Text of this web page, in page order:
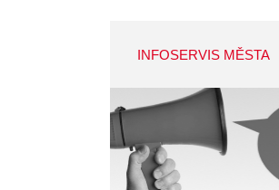
INFOSERVIS MĚSTA